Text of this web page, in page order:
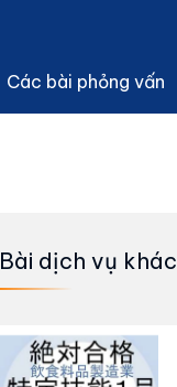
Các bài phỏng vấn
Bài dịch vụ khác